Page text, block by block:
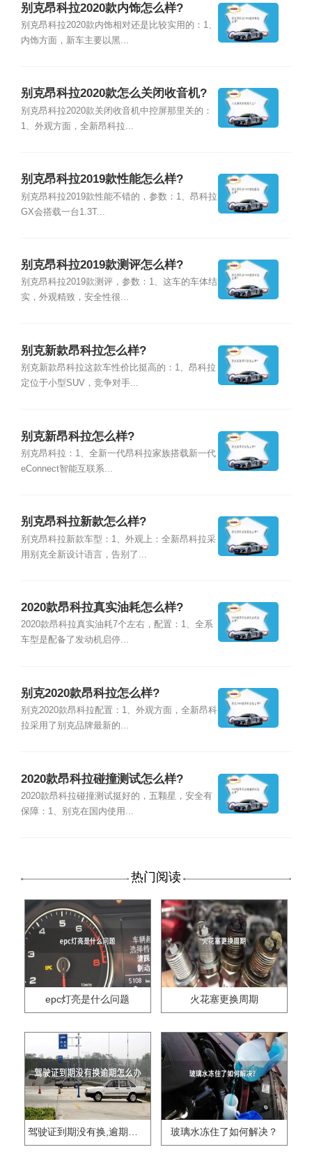
别克昂科拉2020款内饰怎么样?
别克昂科拉2020款内饰相对还是比较实用的：1、
内饰方面，新车主要以黑...
别克昂科拉2020款怎么关闭收音机?
别克昂科拉2020款关闭收音机中控屏那里关的：
1、外观方面，全新昂科拉...
别克昂科拉2019款性能怎么样?
别克昂科拉2019款性能不错的，参数：1、昂科拉
GX会搭载一台1.3T...
别克昂科拉2019款测评怎么样?
别克昂科拉2019款测评，参数：1、这车的车体结
实，外观精致，安全性很...
别克新款昂科拉怎么样?
别克新款昂科拉这款车性价比挺高的：1、昂科拉
定位于小型SUV，竞争对手...
别克新昂科拉怎么样?
别克昂科拉：1、全新一代昂科拉家族搭载新一代
eConnect智能互联系...
别克昂科拉新款怎么样?
别克昂科拉新款车型：1、外观上：全新昂科拉采
用别克全新设计语言，告别了...
2020款昂科拉真实油耗怎么样?
2020款昂科拉真实油耗7个左右，配置：1、全系
车型是配备了发动机启停...
别克2020款昂科拉怎么样?
别克2020款昂科拉配置：1、外观方面，全新昂科
拉采用了别克品牌最新的...
2020款昂科拉碰撞测试怎么样?
2020款昂科拉碰撞测试挺好的，五颗星，安全有
保障：1、别克在国内使用...
热门阅读
epc灯亮是什么问题 火花塞更换周期
驾驶证到期没有换,逾期怎么办?? 玻璃水冻住了如何解决？